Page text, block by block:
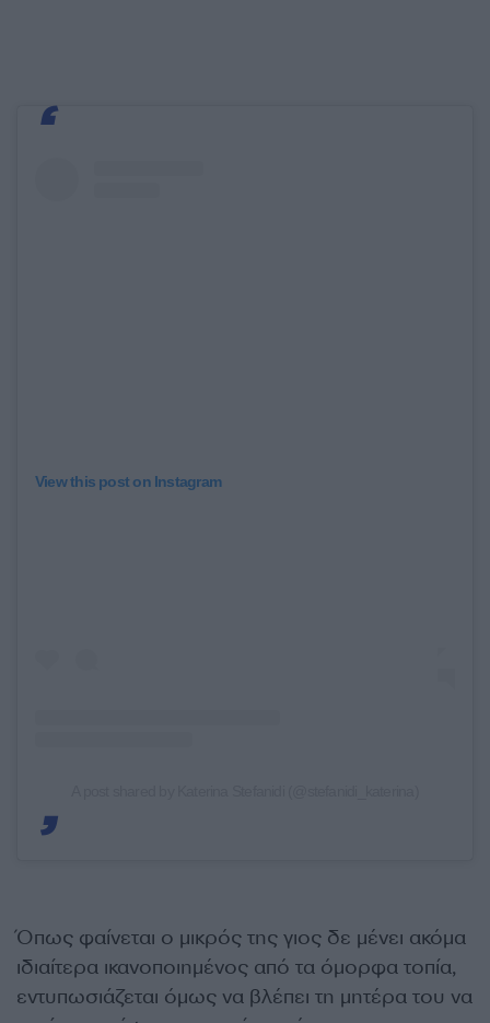
View this post on Instagram
Όπως φαίνεται ο μικρός της γιος δε μένει ακόμα
ιδιαίτερα ικανοποιημένος από τα όμορφα τοπία,
εντυπωσιάζεται όμως να βλέπει τη μητέρα του να